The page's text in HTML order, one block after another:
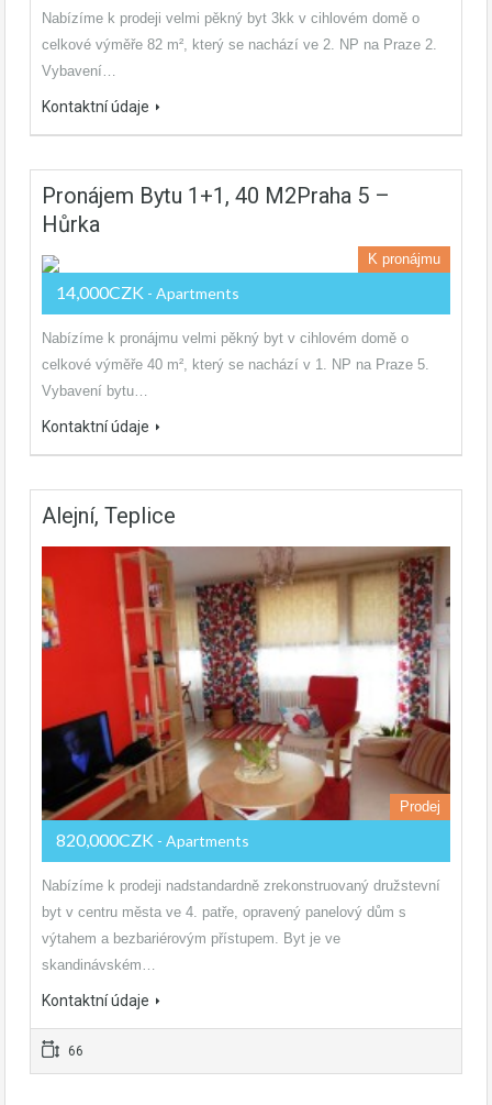
Nabízíme k prodeji velmi pěkný byt 3kk v cihlovém domě o
celkové výměře 82 m², který se nachází ve 2. NP na Praze 2.
Vybavení…
Kontaktní údaje
Pronájem Bytu 1+1, 40 M2Praha 5 –
Hůrka
K pronájmu
14,000CZK - Apartments
Nabízíme k pronájmu velmi pěkný byt v cihlovém domě o
celkové výměře 40 m², který se nachází v 1. NP na Praze 5.
Vybavení bytu…
Kontaktní údaje
Alejní, Teplice
Prodej
820,000CZK - Apartments
Nabízíme k prodeji nadstandardně zrekonstruovaný družstevní
byt v centru města ve 4. patře, opravený panelový dům s
výtahem a bezbariérovým přístupem. Byt je ve
skandinávském…
Kontaktní údaje
66